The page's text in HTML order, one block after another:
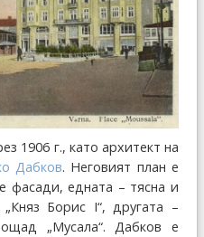
1906 г., като архитект на
Дабков. Неговият план е
фасади, едната – тясна и
Борис I“, другата –
„Мусала“. Дабков е